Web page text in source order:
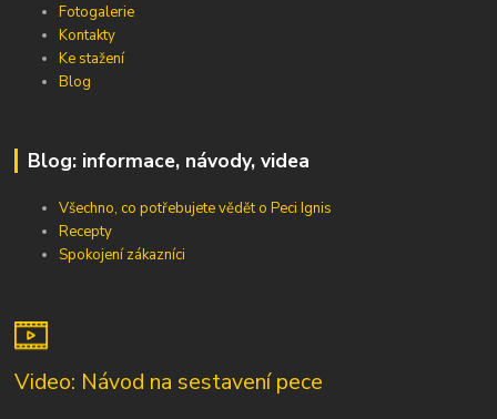
Fotogalerie
Kontakty
Ke stažení
Blog
Blog: informace, návody, videa
Všechno, co potřebujete vědět o Peci Ignis
Recepty
Spokojení zákazníci
Video: Návod na sestavení pece